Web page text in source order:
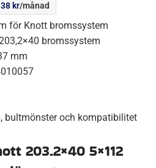
kr/månad
för Knott bromssystem
bromssystem
mm
bultmönster och kompatibilitet
203.2×40 5×112